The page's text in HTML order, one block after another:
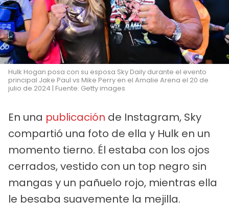
Hulk Hogan posa con su esposa Sky Daily durante el evento
principal Jake Paul vs Mike Perry en el Amalie Arena el 20 de
julio de 2024 | Fuente: Getty images
En una publicación de Instagram, Sky
compartió una foto de ella y Hulk en un
momento tierno. Él estaba con los ojos
cerrados, vestido con un top negro sin
mangas y un pañuelo rojo, mientras ella
le besaba suavemente la mejilla.